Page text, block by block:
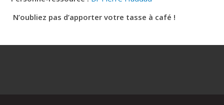
N’oubliez pas d’apporter votre tasse à café !